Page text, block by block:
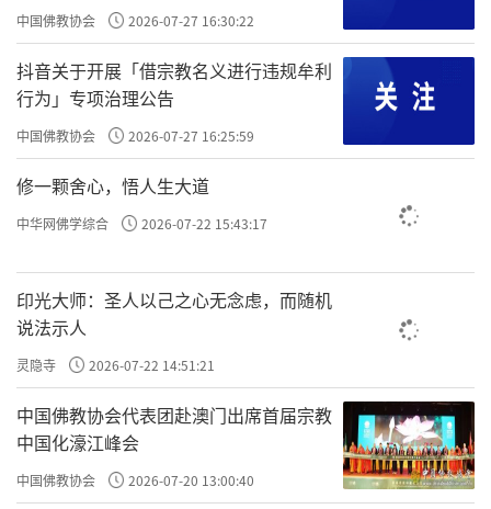
不杀的背后是慈悲
中国佛教协会 2026-07-27 16:30:22
抖音关于开展「借宗教名义进行违规牟利
行为」专项治理公告
中国佛教协会 2026-07-27 16:25:59
修一颗舍心，悟人生大道
中华网佛学综合 2026-07-22 15:43:17
印光大师：圣人以己之心无念虑，而随机
说法示人
灵隐寺 2026-07-22 14:51:21
中国佛教协会代表团赴澳门出席首届宗教
中国化濠江峰会
中国佛教协会 2026-07-20 13:00:40